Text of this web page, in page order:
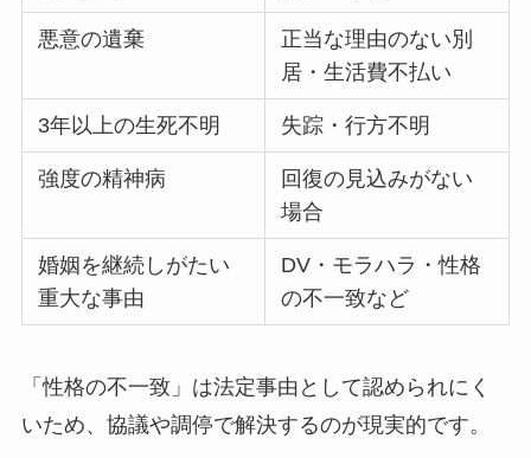
悪意の遺棄
正当な理由のない別
居・生活費不払い
3年以上の生死不明 失踪・行方不明
強度の精神病
回復の見込みがない
場合
婚姻を継続しがたい
重大な事由
DV・モラハラ・性格
の不一致など
「性格の不一致」は法定事由として認められにく
いため、協議や調停で解決するのが現実的です。